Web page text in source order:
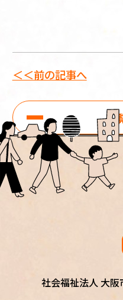
＜＜前の記事へ
一
社会福祉法人 大